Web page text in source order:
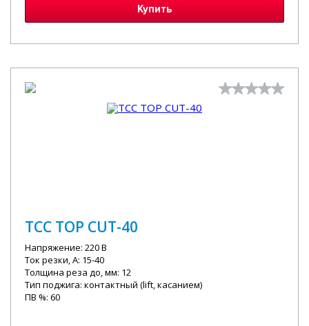
Купить
ТСС TOP CUT-40
Напряжение: 220 В
Ток резки, А: 15-40
Толщина реза до, мм: 12
Тип поджига: контактный (lift, касанием)
ПВ %: 60